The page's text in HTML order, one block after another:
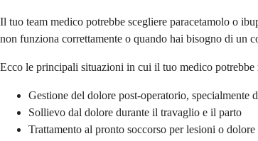
Il tuo team medico potrebbe scegliere paracetamolo o
non funziona correttamente o quando hai bisogno di un
Ecco le principali situazioni in cui il tuo medico
Gestione del dolore post-operatorio, specialmente
Sollievo dal dolore durante il travaglio e il parto
Trattamento al pronto soccorso per lesioni o dolore